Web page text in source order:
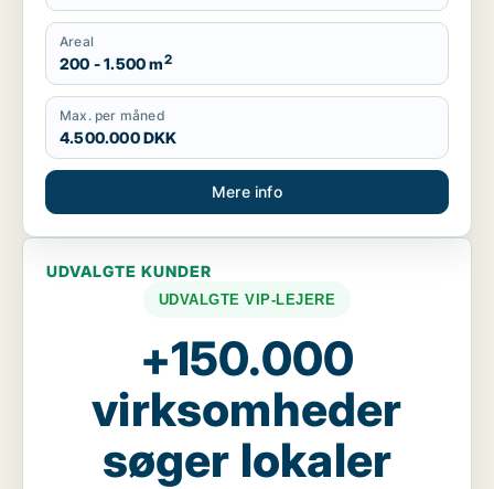
Areal
200 - 1.500 m2
Max. per måned
4.500.000 DKK
Mere info
UDVALGTE KUNDER
UDVALGTE VIP-LEJERE
+150.000
virksomheder
søger lokaler